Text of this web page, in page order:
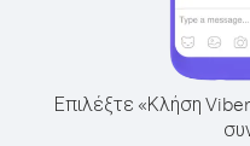
Επιλέξτε «Κλήση